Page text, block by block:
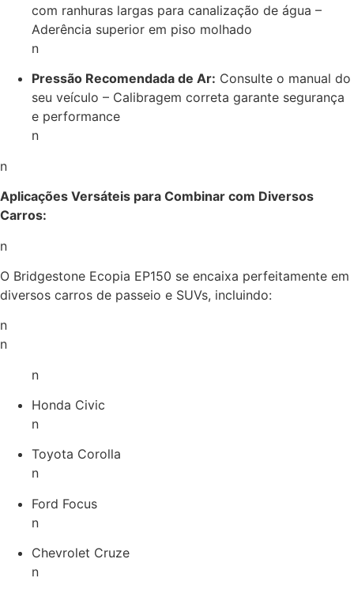
com ranhuras largas para canalização de água –
Aderência superior em piso molhado
n
Pressão Recomendada de Ar: Consulte o manual do
seu veículo – Calibragem correta garante segurança
e performance
n
n
Aplicações Versáteis para Combinar com Diversos
Carros:
n
O Bridgestone Ecopia EP150 se encaixa perfeitamente em
diversos carros de passeio e SUVs, incluindo:
n
n
n
Honda Civic
n
Toyota Corolla
n
Ford Focus
n
Chevrolet Cruze
n